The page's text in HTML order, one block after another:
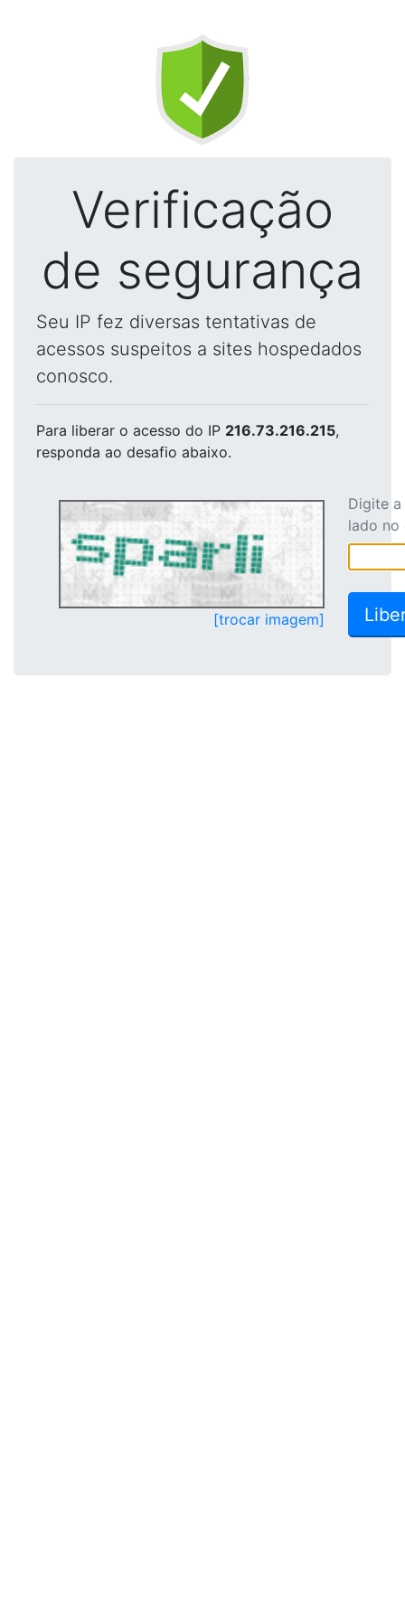
Verificação
de segurança
Seu IP fez diversas tentativas de
acessos suspeitos a sites hospedados
conosco.
Para liberar o acesso do IP 216.73.216.215,
responda ao desafio abaixo.
[trocar imagem]
Digite
lado no